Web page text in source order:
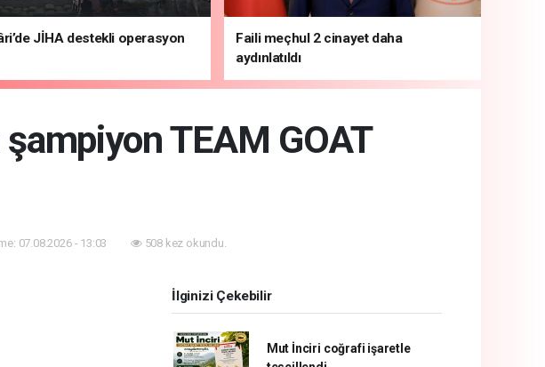
JİHA destekli operasyon
Faili meçhul 2 cinayet daha
aydınlatıldı
TEAM GOAT
07.08.2026 - 13:03 508 kez okundu.
İlginizi Çekebilir
Mut İnciri coğrafi işaretle